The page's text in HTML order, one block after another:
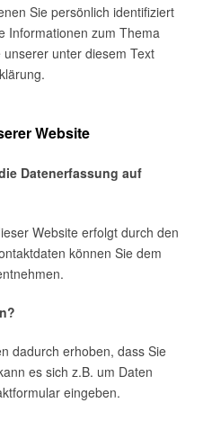
Sie persönlich identifiziert
Informationen zum Thema
unter diesem Text
Website
Datenerfassung auf
Website erfolgt durch den
können Sie dem
dadurch erhoben, dass Sie
es sich z.B. um Daten
eingeben.